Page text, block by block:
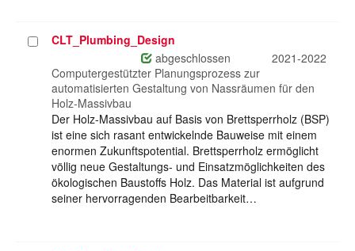
ProjektCLT_Plumbing_Design
abgeschlossen
2021-2022
Computergestützter Planungsprozess zur
automatisierten Gestaltung von Nassräumen für den
Holz-Massivbau
Der Holz-Massivbau auf Basis von Brettsperrholz (BSP)
ist eine sich rasant entwickelnde Bauweise mit einem
enormen Zukunftspotential. Brettsperrholz ermöglicht
völlig neue Gestaltungs- und Einsatzmöglichkeiten des
ökologischen Baustoffs Holz. Das Material ist aufgrund
seiner hervorragenden Bearbeitbarkeit…